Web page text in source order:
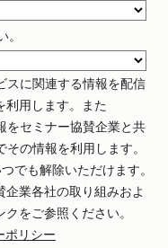
スに関連する情報を配信
利用します。また
をセミナー協賛企業と共
の情報を利用します。
でも解除いただけます。
業各社の取り組みおよ
をご参照ください。
ポリシー